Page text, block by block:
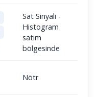
Sat Sinyali -
Histogram
satım
bölgesinde
Nötr